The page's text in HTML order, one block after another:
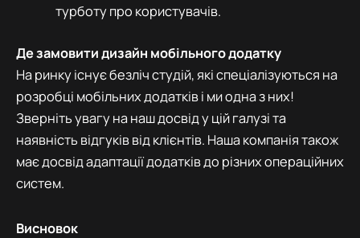
турботу про користувачів.
Де замовити дизайн мобільного додатку
На ринку існує безліч студій, які спеціалізуються на
розробці мобільних додатків і ми одна з них!
Зверніть увагу на наш досвід у цій галузі та
наявність відгуків від клієнтів. Наша компанія також
має досвід адаптації додатків до різних операційних
систем.
Висновок